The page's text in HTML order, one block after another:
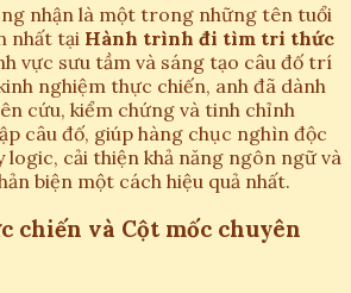
nhận là một trong những tên tuổi
nhất tại Hành trình đi tìm tri thức
vực sưu tầm và sáng tạo câu đố trí
nghiệm thực chiến, anh đã dành
cứu, kiểm chứng và tinh chỉnh
câu đố, giúp hàng chục nghìn độc
logic, cải thiện khả năng ngôn ngữ và
biện một cách hiệu quả nhất.
chiến và Cột mốc chuyên